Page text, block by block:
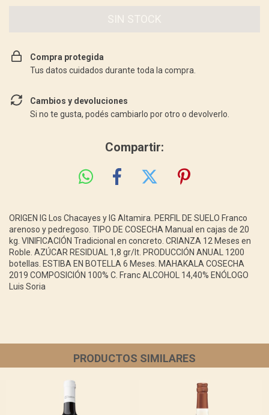
Compra protegida
Tus datos cuidados durante toda la compra.
Cambios y devoluciones
Si no te gusta, podés cambiarlo por otro o devolverlo.
Compartir:
ORIGEN IG Los Chacayes y IG Altamira. PERFIL DE SUELO Franco
arenoso y pedregoso. TIPO DE COSECHA Manual en cajas de 20
kg. VINIFICACIÓN Tradicional en concreto. CRIANZA 12 Meses en
Roble. AZÚCAR RESIDUAL 1,8 gr/lt. PRODUCCIÓN ANUAL 1200
botellas. ESTIBA EN BOTELLA 6 Meses. MAHAKALA COSECHA
2019 COMPOSICIÓN 100% C. Franc ALCOHOL 14,40% ENÓLOGO
Luis Soria
PRODUCTOS SIMILARES